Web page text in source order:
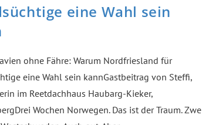
eine Wahl sein
ohne Fähre: Warum Nordfriesland für
eine Wahl sein kannGastbeitrag von Steffi,
im Reetdachhaus Haubarg-Kieker,
Wochen Norwegen. Das ist der Traum.